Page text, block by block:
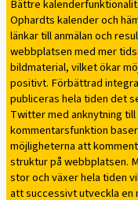
Bättre
Ophardts kalender och
länkar till anmälan och
webbplatsen med mer
bildmaterial, vilket ökar
positivt. Förbättrad
publiceras hela tiden det
Twitter med anknytning
kommentarsfunktion
möjligheterna att
struktur på webbplatsen.
stor och växer hela tiden
att successivt utveckla